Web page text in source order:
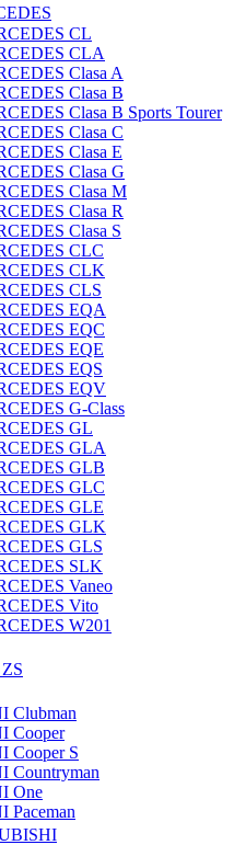
CL
CLA
Clasa A
Clasa B
Clasa B Sports Tourer
Clasa C
Clasa E
Clasa G
Clasa M
Clasa R
Clasa S
CLC
CLK
CLS
EQA
EQC
EQE
EQS
EQV
G-Class
GL
GLA
GLB
GLC
GLE
GLK
GLS
SLK
Vaneo
Vito
W201
Clubman
Cooper
Cooper S
Countryman
One
Paceman